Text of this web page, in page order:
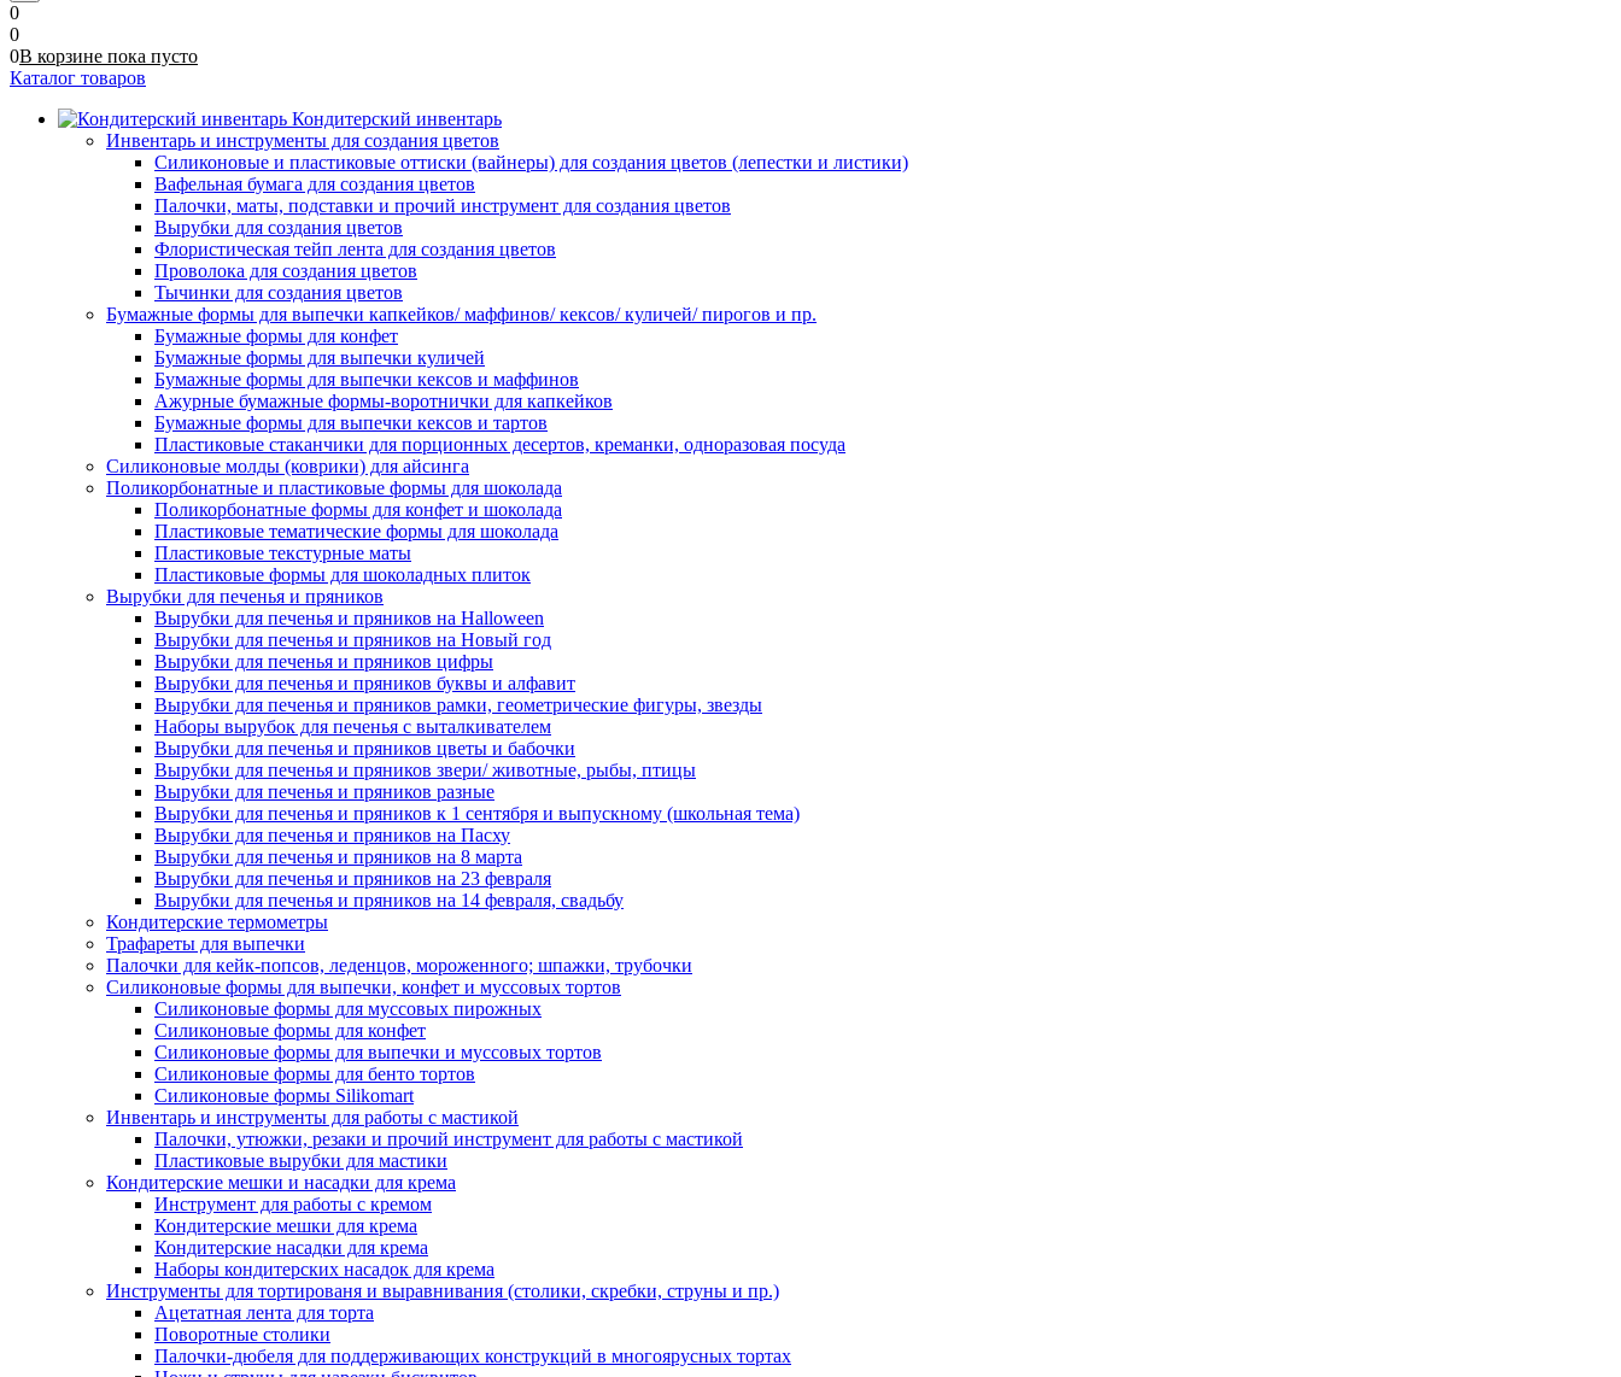
0
0
0В корзине пока пусто
Каталог товаров
Кондитерский инвентарь
Инвентарь и инструменты для создания цветов
Силиконовые и пластиковые оттиски (вайнеры) для создания цветов (лепестки и листики)
Вафельная бумага для создания цветов
Палочки, маты, подставки и прочий инструмент для создания цветов
Вырубки для создания цветов
Флористическая тейп лента для создания цветов
Проволока для создания цветов
Тычинки для создания цветов
Бумажные формы для выпечки капкейков/ маффинов/ кексов/ куличей/ пирогов и пр.
Бумажные формы для конфет
Бумажные формы для выпечки куличей
Бумажные формы для выпечки кексов и маффинов
Ажурные бумажные формы-воротнички для капкейков
Бумажные формы для выпечки кексов и тартов
Пластиковые стаканчики для порционных десертов, креманки, одноразовая посуда
Силиконовые молды (коврики) для айсинга
Поликорбонатные и пластиковые формы для шоколада
Поликорбонатные формы для конфет и шоколада
Пластиковые тематические формы для шоколада
Пластиковые текстурные маты
Пластиковые формы для шоколадных плиток
Вырубки для печенья и пряников
Вырубки для печенья и пряников на Halloween
Вырубки для печенья и пряников на Новый год
Вырубки для печенья и пряников цифры
Вырубки для печенья и пряников буквы и алфавит
Вырубки для печенья и пряников рамки, геометрические фигуры, звезды
Наборы вырубок для печенья с выталкивателем
Вырубки для печенья и пряников цветы и бабочки
Вырубки для печенья и пряников звери/ животные, рыбы, птицы
Вырубки для печенья и пряников разные
Вырубки для печенья и пряников к 1 сентября и выпускному (школьная тема)
Вырубки для печенья и пряников на Пасху
Вырубки для печенья и пряников на 8 марта
Вырубки для печенья и пряников на 23 февраля
Вырубки для печенья и пряников на 14 февраля, свадьбу
Кондитерские термометры
Трафареты для выпечки
Палочки для кейк-попсов, леденцов, мороженного; шпажки, трубочки
Силиконовые формы для выпечки, конфет и муссовых тортов
Силиконовые формы для муссовых пирожных
Силиконовые формы для конфет
Силиконовые формы для выпечки и муссовых тортов
Силиконовые формы для бенто тортов
Силиконовые формы Silikomart
Инвентарь и инструменты для работы с мастикой
Палочки, утюжки, резаки и прочий инструмент для работы с мастикой
Пластиковые вырубки для мастики
Кондитерские мешки и насадки для крема
Инструмент для работы с кремом
Кондитерские мешки для крема
Кондитерские насадки для крема
Наборы кондитерских насадок для крема
Инструменты для тортированя и выравнивания (столики, скребки, струны и пр.)
Ацетатная лента для торта
Поворотные столики
Палочки-дюбеля для поддерживающих конструкций в многоярусных тортах